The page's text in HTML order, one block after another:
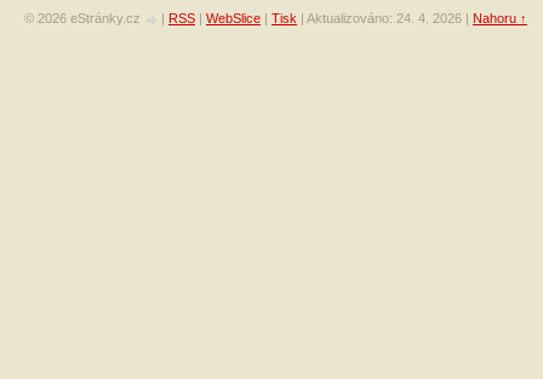
© 2026 eStránky.cz | RSS | WebSlice | Tisk | Aktualizováno: 24. 4. 2026 | Nahoru ↑